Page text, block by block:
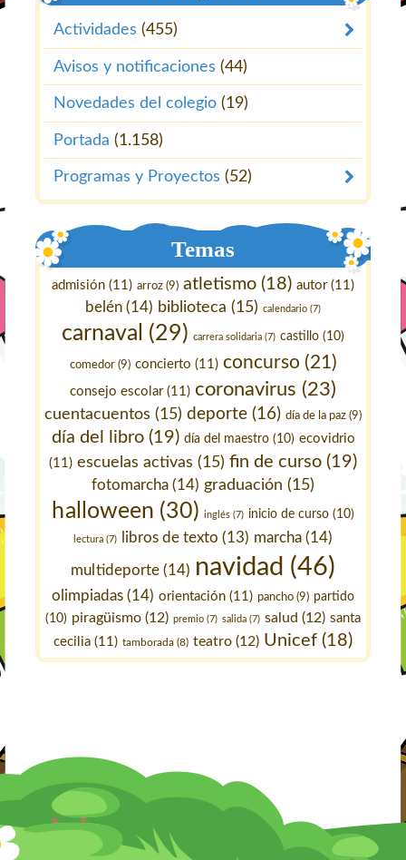
Actividades (455)
Avisos y notificaciones (44)
Novedades del colegio (19)
Portada (1.158)
Programas y Proyectos (52)
Temas
admisión (11) arroz (9) atletismo (18) autor(11)
belén (14) biblioteca (15) calendario (7)
carnaval (29) carrera solidaria (7) castillo (10)
comedor(9) concierto (11) concurso (21)
consejo escolar(11) coronavirus (23)
cuentacuentos (15) deporte (16) día de la paz (9)
día del libro(19) día del maestro(10) ecovidrio
(11) escuelas activas (15) fin de curso (19)
fotomarcha (14) graduación (15)
halloween (30) inglés(7) inicio de curso(10)
lectura (7) libros de texto (13) marcha (14)
multideporte(14) navidad (46)
olimpiadas (14) orientación (11) pancho (9) partido
(10) piragüismo (12) premio (7) salida (7) salud (12) santa
cecilia (11) tamborada (8) teatro (12) Unicef (18)